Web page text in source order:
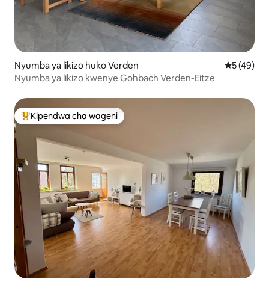
Nyumba ya likizo huko Verden Ukadiriaji
5 (49)
Nyumba ya likizo kwenye Gohbach Verden-Eitze
Kipendwa maarufu cha wageni
Kipendwa cha wageni